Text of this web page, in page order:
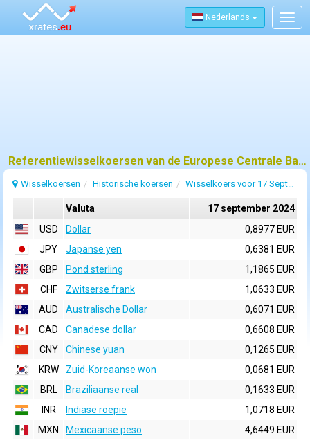
Nederlands
Referentiewisselkoersen van de Europese Centrale Bank (ECB) voor 17 september 2024
Wisselkoersen Historische koersen Wisselkoers voor 17 September 2024
Valuta
17 september 2024
USD
Dollar
0,8977 EUR
JPY
Japanse yen
0,6381 EUR
GBP
Pond sterling
1,1865 EUR
CHF
Zwitserse frank
1,0633 EUR
AUD
Australische Dollar
0,6071 EUR
CAD
Canadese dollar
0,6608 EUR
CNY
Chinese yuan
0,1265 EUR
KRW
Zuid-Koreaanse won
0,0681 EUR
BRL
Braziliaanse real
0,1633 EUR
INR
Indiase roepie
1,0718 EUR
MXN
Mexicaanse peso
4,6449 EUR